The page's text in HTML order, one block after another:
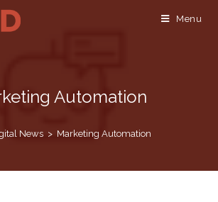
Menu
Automation
News > Marketing Automation